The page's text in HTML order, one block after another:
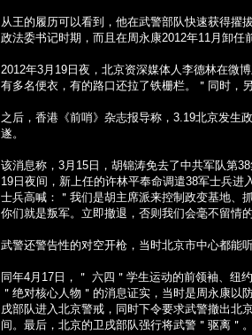
从王的履历可以看到，他在武警部队快速获得擢
政法委书记时期，而且在周永康2012年11 月卸任
2012年3 月 19日夜，北京资深媒体人李德林在微
有多名便衣，有的路口还拉了铁栅栏。＂同时，
之后，香港《前哨》杂志报导称， 3.19北京发生
遂。
该消息称， 3 月 15日，胡锦涛免去了中共军队第38
19日夜间，新上任的许林平奉命调遣38军士兵进
士兵高喊：＂我们是胡主席派来控制政变基地、
你们就是叛军。立即撤退，否则我们会毫不留情
武警还警告性的对空开枪，当时北京市中心都能
同年4 月 17日，＂ 六四＂学生运动的前领袖、纽
＂绝对核心人物＂的消息证实，当时是周永康
戌部队进入北京警戒，同时下令要求武警撤出北
间。最后，北京的卫戌部队强行将武警＂驱离＂。